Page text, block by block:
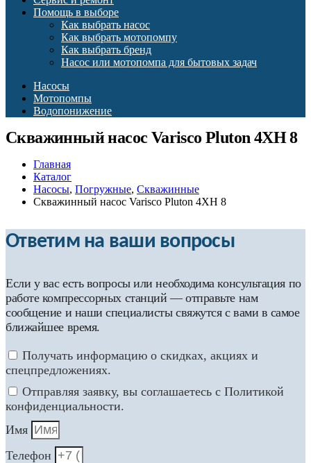
Помощь в выборе
Как выбрать насос
Как выбрать мотопомпу
Как выбрать бренд
Насос или мотопомпа для бытовых задач
Насосы
Мотопомпы
Водопонижение
Скважинный насос Varisco Pluton 4XH 8
Главная
Каталог
Насосы, Погружные, Скважинные
Скважинный насос Varisco Pluton 4XH 8
Ответим на ваши вопросы
Если у вас есть вопросы или необходима консультация по
работе компрессорных станций — отправьте нам
сообщение и наши специалисты свяжутся с вами в самое
ближайшее время.
Получать информацию о скидках, акциях и
спецпредложениях.
Отправляя заявку, вы соглашаетесь с Политикой
конфиденциальности.
Имя
Телефон